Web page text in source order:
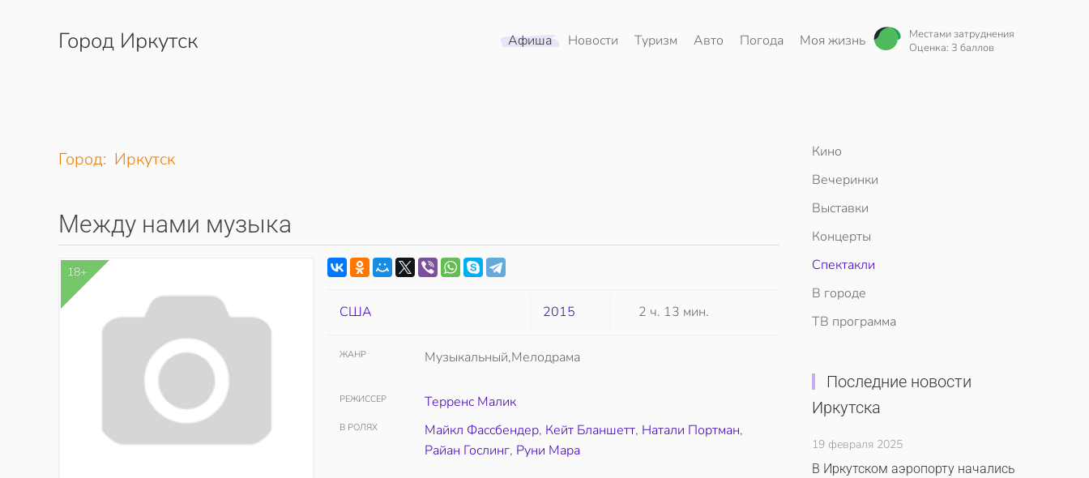
Перейти к содержимому
Город Иркутск Афиша Новости Туризм Авто Погода Моя жизнь
Местами затруднения
Оценка: 3 баллов
Город: Иркутск
Между нами музыка
18+
США 2015 2 ч. 13 мин.
ЖАНР Музыкальный,Мелодрама
РЕЖИССЕР Терренс Малик
В РОЛЯХ Майкл Фассбендер, Кейт Бланшетт, Натали Портман,
Райан Гослинг, Руни Мара
Кино
Вечеринки
Выставки
Концерты
Спектакли
В городе
ТВ программа
Последние новости
Иркутска
19 февраля 2025
В Иркутском аэропорту начались